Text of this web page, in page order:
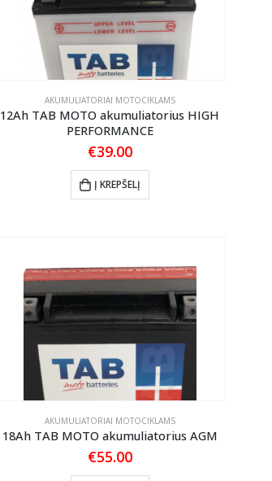
AKUMULIATORIAI MOTOCIKLAMS
12Ah TAB MOTO akumuliatorius HIGH
PERFORMANCE
€39.00
Į KREPŠELĮ
AKUMULIATORIAI MOTOCIKLAMS
18Ah TAB MOTO akumuliatorius AGM
€55.00